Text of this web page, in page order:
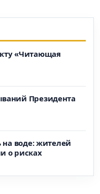
«Читающая
Президента
на воде: жителей
о рисках